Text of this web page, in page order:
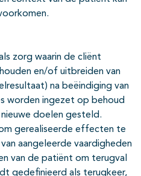
zorg waarin de cliënt
en/of uitbreiden van
na beëindiging van
worden ingezet op behoud
doelen gesteld.
gerealiseerde effecten te
aangeleerde vaardigheden
van de patiënt om terugval
gedefinieerd als terugkeer,